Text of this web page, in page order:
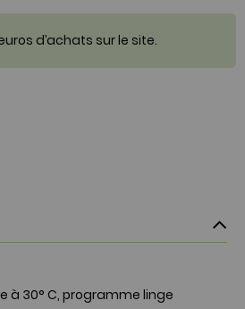
d’achats sur le site.
à 30° C, programme linge